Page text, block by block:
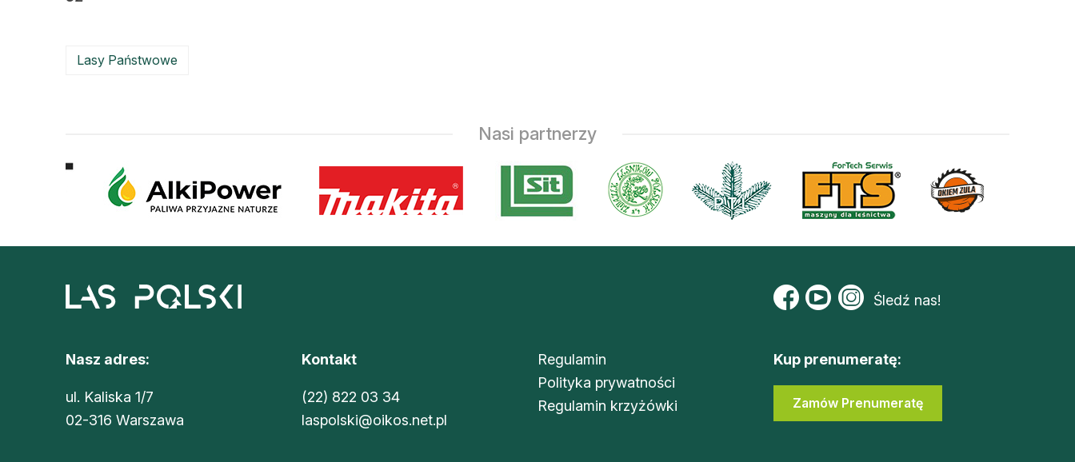
Lasy Państwowe
Nasi partnerzy
Śledź nas!
Nasz adres:
ul. Kaliska 1/7
02-316 Warszawa
Kontakt
(22) 822 03 34
laspolski@oikos.net.pl
Regulamin
Polityka prywatności
Regulamin krzyżówki
Kup prenumeratę:
Zamów Prenumeratę